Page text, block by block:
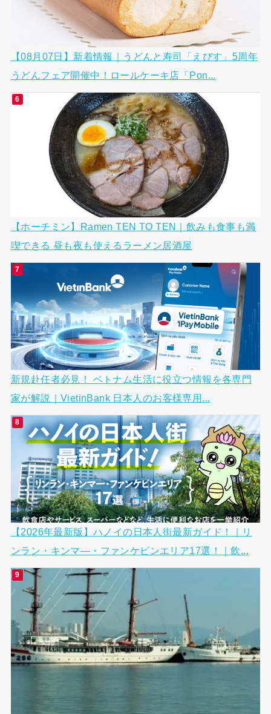
【08月07日】新着情報｜うどんと寿司「えびす」5周年
うどんフェア開催中！ロールケーキ店「Pon...
【ホーチミン】Ramen TEN TO TEN｜飲みも食事も満
喫できる 昼も夜も使えるラーメン居酒屋
新規赴任者必見！ ベトナム生活に役立つ情報を各専門
家が解説｜VietinBank 日本人のお客様専用...
【2026年最新版】ハノイの日本人街最新ガイド！｜リ
ンラン・キンマ―・ファンケビンエリア17選！｜飲...